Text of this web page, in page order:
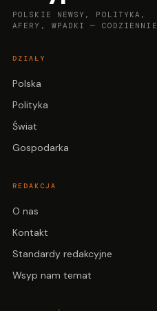
POLSKIE NEWSY, POLITYKA,
AFERY, WPADKI — CODZIENNIE
DZIAŁY
Polska
Polityka
Świat
Gospodarka
REDAKCJA
O nas
Kontakt
Standardy redakcyjne
Wsyp nam temat